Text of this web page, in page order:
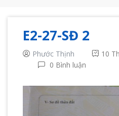
E2-27-SĐ 2
Phước Thịnh
10
0 Bình luận